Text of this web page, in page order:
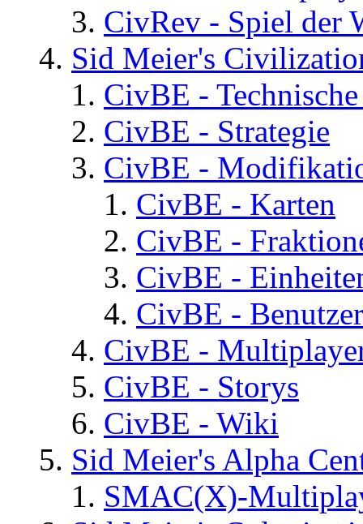
CivRev - Spiel der
Sid Meier's
CivBE -
CivBE - Strategie
CivBE -
CivBE - Karten
CivBE -
CivBE -
CivBE -
CivBE -
CivBE - Storys
CivBE - Wiki
Sid Meier's Alpha
SMAC(X)-